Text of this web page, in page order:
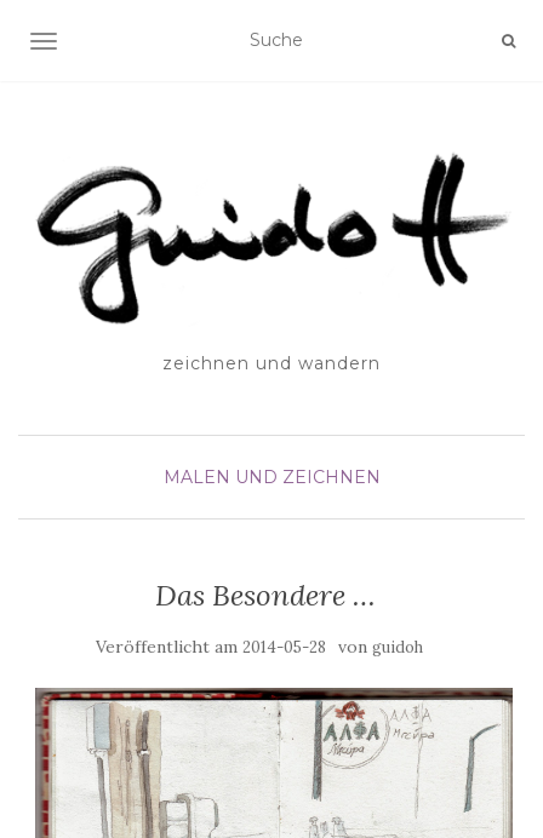
SCHALTE NAVIGATION
zeichnen und wandern
MALEN UND ZEICHNEN
Das Besondere …
Veröffentlicht am 2014-05-28 von guidoh